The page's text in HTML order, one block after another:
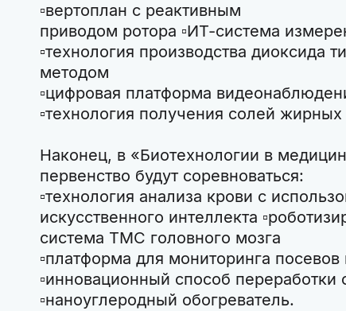
▫вертоплан с реактивным
приводом ротора ▫ИТ-система
▫технология производства диоксида
методом
▫цифровая платформа
▫технология получения солей
Наконец, в «Биотехнологии в
первенство будут соревноваться:
▫технология анализа крови с
искусственного интеллекта
система ТМС головного мозга
▫платформа для мониторинга
▫инновационный способ переработки
▫наноуглеродный обогреватель.